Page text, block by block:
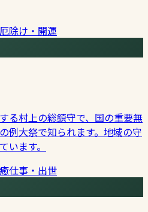
厄除け・開運
る村上の総鎮守で、国の重要無
例大祭で知られます。地域の守
います。
仕事・出世